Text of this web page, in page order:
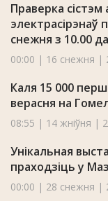
Праверка
снежня з 10.00
00:00 | 16 снежня |
Каля 15 000
верасня на
08:55 | 14 жніўня |
Унікальная
праходзіць у
00:00 | 28 снежня |